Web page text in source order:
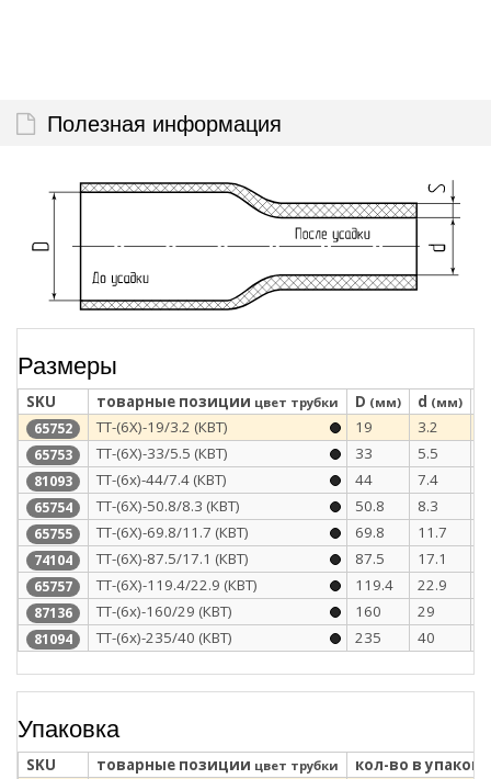
Полезная информация
Размеры
SKU товарные позиции цвет трубки D (мм) d (мм)
65752 ТТ-(6Х)-19/3.2 (КВТ) 19 3.2
65753 ТТ-(6Х)-33/5.5 (КВТ) 33 5.5
81093 ТТ-(6х)-44/7.4 (КВТ) 44 7.4
65754 ТТ-(6Х)-50.8/8.3 (КВТ) 50.8 8.3
65755 ТТ-(6Х)-69.8/11.7 (КВТ) 69.8 11.7
74104 ТТ-(6Х)-87.5/17.1 (КВТ) 87.5 17.1
65757 ТТ-(6Х)-119.4/22.9 (КВТ) 119.4 22.9
87136 ТТ-(6х)-160/29 (КВТ) 160 29
81094 ТТ-(6х)-235/40 (КВТ) 235 40
Упаковка
SKU товарные позиции цвет трубки кол-во в